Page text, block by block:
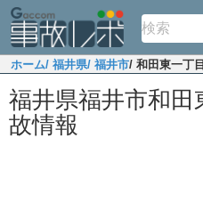
ホーム/ 福井県/ 福井市/ 和田東一丁
福井県福井市和
故情報